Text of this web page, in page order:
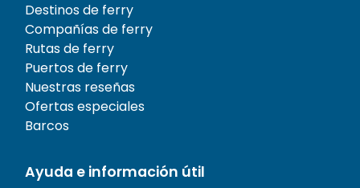
Destinos de ferry
Compañías de ferry
Rutas de ferry
Puertos de ferry
Nuestras reseñas
Ofertas especiales
Barcos
Ayuda e información útil